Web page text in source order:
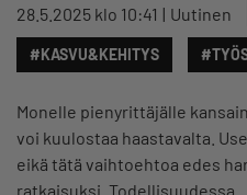
28.5.2025 klo 10:41 Uutinen
#KASVU&KEHITYS
Monelle pienyrittäjälle
voi kuulostaa haastavalta.
eikä tätä vaihtoehtoa edes
ratkaisuksi. Todellisuudessa…